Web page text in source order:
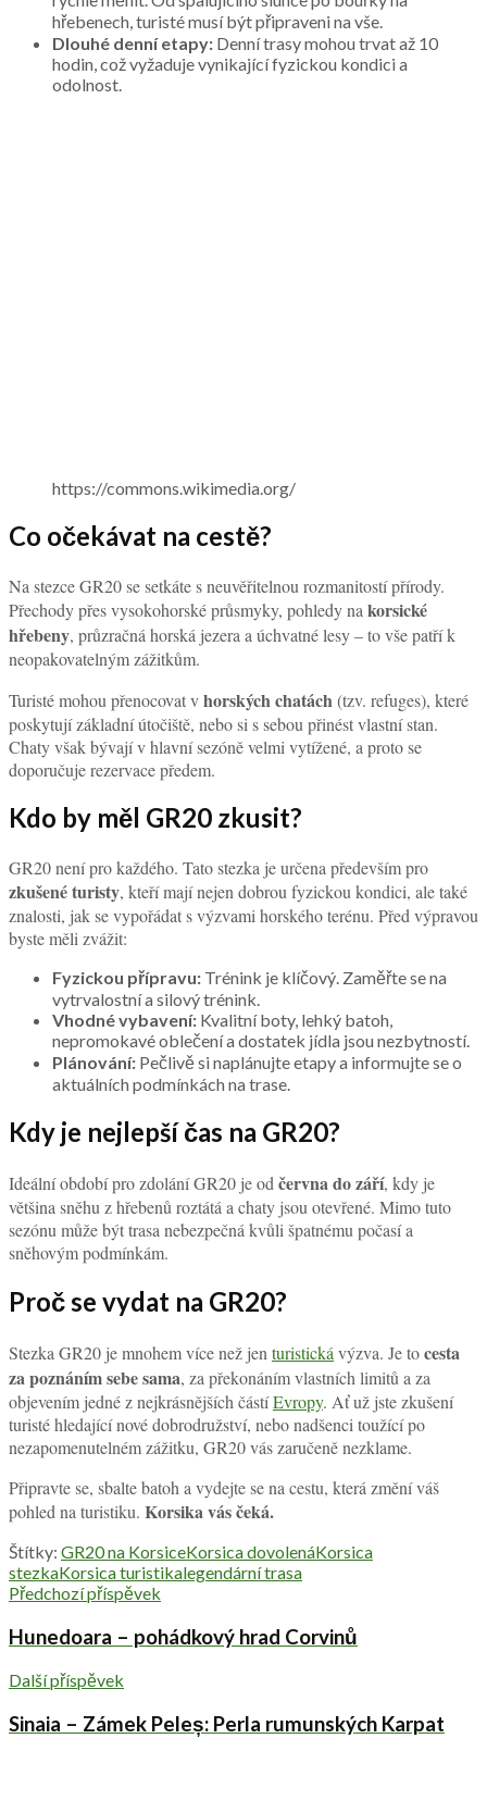
hřebenech, turisté musí být připraveni na vše.
Dlouhé denní etapy: Denní trasy mohou trvat až 10
hodin, což vyžaduje vynikající fyzickou kondici a
odolnost.
https://commons.wikimedia.org/
Co očekávat na cestě?
Na stezce GR20 se setkáte s neuvěřitelnou rozmanitostí přírody.
Přechody přes vysokohorské průsmyky, pohledy na korsické
hřebeny, průzračná horská jezera a úchvatné lesy – to vše patří k
neopakovatelným zážitkům.
Turisté mohou přenocovat vhorských chatách (tzv. refuges), které
poskytují základní útočiště, nebo si s sebou přinést vlastní stan.
Chaty však bývají v hlavní sezóně velmi vytížené, a proto se
doporučuje rezervace předem.
Kdo by měl GR20 zkusit?
GR20 není pro každého. Tato stezka je určena především pro
zkušené turisty, kteří mají nejen dobrou fyzickou kondici, ale také
znalosti, jak se vypořádat s výzvami horského terénu. Před výpravou
byste měli zvážit:
Fyzickou přípravu: Trénink je klíčový. Zaměřte se na
vytrvalostní a silový trénink.
Vhodné vybavení: Kvalitní boty, lehký batoh,
nepromokavé oblečení a dostatek jídla jsou nezbytností.
Plánování: Pečlivě si naplánujte etapy a informujte se o
aktuálních podmínkách na trase.
Kdy je nejlepší čas na GR20?
Ideální období pro zdolání GR20 je od června do září, kdy je
většina sněhu z hřebenů roztátá a chaty jsou otevřené. Mimo tuto
sezónu může být trasa nebezpečná kvůli špatnému počasí a
sněhovým podmínkám.
Proč se vydat na GR20?
Stezka GR20 je mnohem více než jen turistická výzva. Je tocesta
za poznáním sebe sama, za překonáním vlastních limitů a za
objevením jedné z nejkrásnějších částíEvropy. Ať už jste zkušení
turisté hledající nové dobrodružství, nebo nadšenci toužící po
nezapomenutelném zážitku, GR20 vás zaručeně nezklame.
Připravte se, sbalte batoh a vydejte se na cestu, která změní váš
pohled na turistiku. Korsika vás čeká.
Štítky: GR20 na KorsiceKorsica dovolenáKorsica
stezkaKorsica turistikalegendární trasa
Předchozí příspěvek
Hunedoara – pohádkový hrad Corvinů
Další příspěvek
Sinaia – Zámek Peleș: Perla rumunských Karpat